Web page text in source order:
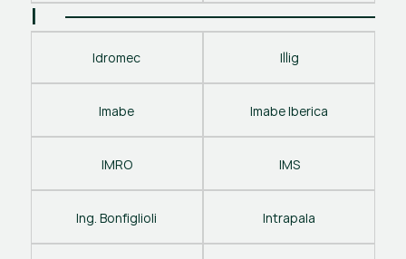
I
Idromec Illig
Imabe Imabe Iberica
IMRO IMS
Ing. Bonfiglioli Intrapala